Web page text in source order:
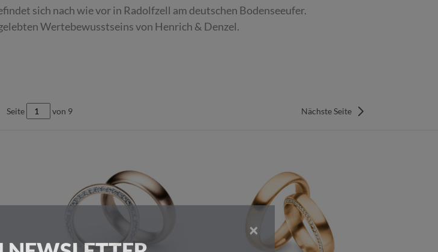
sich nach wie vor in Radolfzell am deutschen Bodenseeufer.
Wertebewusstseins von Henrich & Denzel.
Seite von 9 Nächste Seite